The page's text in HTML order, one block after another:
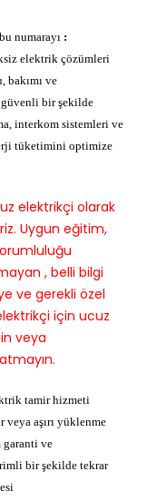
numarayı :
elektrik çözümleri
ve
bir şekilde
interkom sistemleri ve
tüketimini optimize
elektrikçi olarak
Uygun eğitim,
, belli bilgi
ve gerekli özel
için ucuz
veya
tamir hizmeti
veya aşırı yüklenme
garanti ve
bir şekilde tekrar